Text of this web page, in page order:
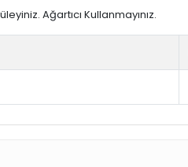
Ağartıcı Kullanmayınız.